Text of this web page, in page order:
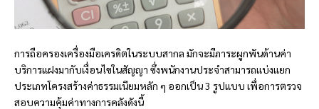
การถือครองเครื่องมือเครดิตในระบบสากล มักจะมีภาระผูกพันด้านค่า
บริการแฝงมากับเงื่อนไขในสัญญา ซึ่งพนักงานประจำสามารถแบ่งแยก
ประเภทโครงสร้างค่าธรรมเนียมหลัก ๆ ออกเป็น 3 รูปแบบ เพื่อการตรวจ
สอบความคุ้มค่าทางการคลังดังนี้